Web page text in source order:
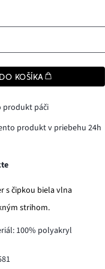
KOŠÍKA
produkt páči
produkt v priebehu 24h
s čipkou biela vlna
strihom.
100% polyakryl